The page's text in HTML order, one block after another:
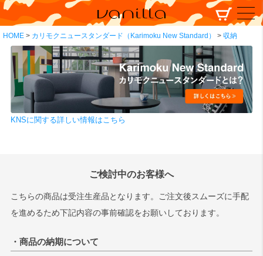
HOME カリモクニュースタンダード（Karimoku New Standard） 収納
KNSに関する詳しい情報はこちら
ご検討中のお客様へ
こちらの商品は受注生産品となります。ご注文後スムーズに手配
を進めるため下記内容の事前確認をお願いしております。
・商品の納期について